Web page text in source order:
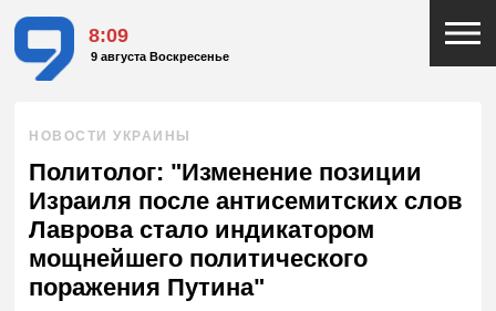
8:09
9 августа Воскресенье
НОВОСТИ УКРАИНЫ
Политолог: "Изменение позиции
Израиля после антисемитских слов
Лаврова стало индикатором
мощнейшего политического
поражения Путина"